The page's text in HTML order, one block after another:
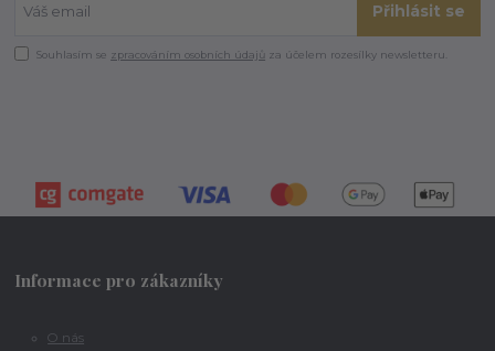
Přihlásit se
Souhlasím se zpracováním osobních údajů za účelem rozesílky newsletteru.
Informace pro zákazníky
O nás